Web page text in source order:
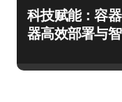
科技赋能：容
器高效部署与